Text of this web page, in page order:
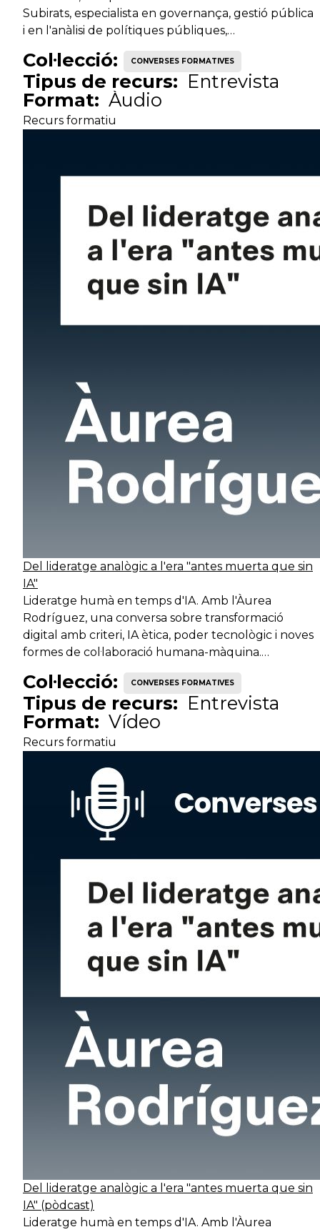
Subirats, especialista en governança, gestió pública
i en l'anàlisi de polítiques públiques,…
Col·lecció: CONVERSES FORMATIVES
Tipus de recurs: Entrevista
Format: Àudio
Recurs formatiu
Del lideratge analògic a l'era "antes muerta que sin
IA"
Lideratge humà en temps d'IA. Amb l'Àurea
Rodríguez, una conversa sobre transformació
digital amb criteri, IA ètica, poder tecnològic i noves
formes de col·laboració humana-màquina.…
Col·lecció: CONVERSES FORMATIVES
Tipus de recurs: Entrevista
Format: Vídeo
Recurs formatiu
Del lideratge analògic a l'era "antes muerta que sin
IA" (pòdcast)
Lideratge humà en temps d'IA. Amb l'Àurea